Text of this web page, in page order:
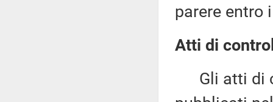
parere entro
Atti di
Gli atti di